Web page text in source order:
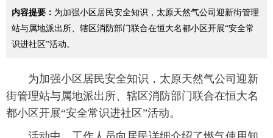
纵横 曝光 综合 专题
旅游
看天下 晋月读 最太原 网罗民生
太原日报 太原晚报 热评
内容提要： 为加强小区居民安全知识，太原天然气公司迎新街管理
站与属地派出所、辖区消防部门联合在恒大名都小区开展“安全常
识进社区”活动。
为加强小区居民安全知识，太原天然气公司迎新
街管理站与属地派出所、辖区消防部门联合在恒大名
都小区开展“安全常识进社区”活动。